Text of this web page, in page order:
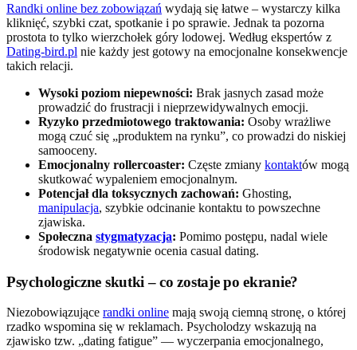
Randki online bez zobowiązań wydają się łatwe – wystarczy kilka
kliknięć, szybki czat, spotkanie i po sprawie. Jednak ta pozorna
prostota to tylko wierzchołek góry lodowej. Według ekspertów z
Dating-bird.pl nie każdy jest gotowy na emocjonalne konsekwencje
takich relacji.
Wysoki poziom niepewności: Brak jasnych zasad może
prowadzić do frustracji i nieprzewidywalnych emocji.
Ryzyko przedmiotowego traktowania: Osoby wrażliwe
mogą czuć się „produktem na rynku”, co prowadzi do niskiej
samooceny.
Emocjonalny rollercoaster: Częste zmiany kontaktów mogą
skutkować wypaleniem emocjonalnym.
Potencjał dla toksycznych zachowań: Ghosting,
manipulacja, szybkie odcinanie kontaktu to powszechne
zjawiska.
Społeczna stygmatyzacja: Pomimo postępu, nadal wiele
środowisk negatywnie ocenia casual dating.
Psychologiczne skutki – co zostaje po ekranie?
Niezobowiązujące randki online mają swoją ciemną stronę, o której
rzadko wspomina się w reklamach. Psycholodzy wskazują na
zjawisko tzw. „dating fatigue” — wyczerpania emocjonalnego,